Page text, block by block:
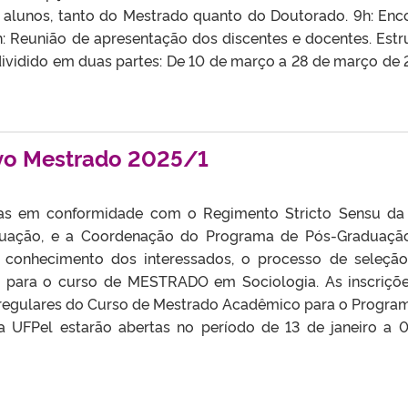
tanto do Mestrado quanto do Doutorado. 9h:
Reunião de apresentação dos discentes e docentes.
em duas partes: De 10 de março a 28 de março de
Mestrado 2025/1
em conformidade com o Regimento Stricto Sensu
e a Coordenação do Programa de Pós-
dos interessados, o processo de
o curso de MESTRADO em Sociologia. As
do Curso de Mestrado Acadêmico para o
UFPel estarão abertas no período de 13 de janeiro a